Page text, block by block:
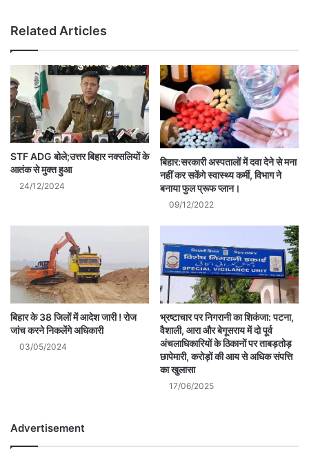
Related Articles
STF ADG बोले;उत्तर बिहार नक्सलियों के
आतंक से मुक्त हुआ
24/12/2024
बिहार:सरकारी अस्पतालों में दवा देने से मना
नहीं कर सकेंगे स्वास्थ्य कर्मी, विभाग ने
बनाया फुल प्रूफ प्लान।
09/12/2022
बिहार के 38 जिलों में आदेश जारी ! रोज
जांच करने निकलेंगे अधिकारी
03/05/2024
भ्रष्टाचार पर निगरानी का शिकंजा: पटना,
वैशाली, आरा और बेगूसराय में दो पूर्व
अंचलाधिकारियों के ठिकानों पर ताबड़तोड़
छापेमारी, करोड़ों की आय से अधिक संपत्ति
का खुलासा
17/06/2025
Advertisement